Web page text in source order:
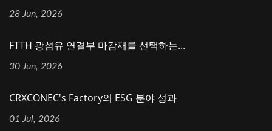
28 Jun, 2026
FTTH 광섬유 연결부 마감재를 선택하는...
30 Jun, 2026
CRXCONEC's Factory의 ESG 분야 성과
01 Jul, 2026